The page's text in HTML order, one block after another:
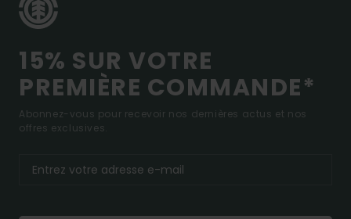
15% SUR VOTRE
PREMIÈRE COMMANDE*
Abonnez-vous pour recevoir nos dernières actus et nos
offres exclusives.